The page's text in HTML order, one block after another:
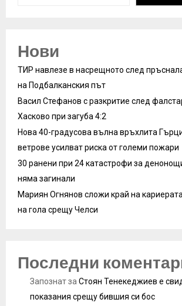
Нови
ТИР навлезе в насрещното след
на Подбалканския път
Васил Стефанов с разкритие след
Хасково при загуба 4:2
Нова 40-градусова вълна връхлита
ветрове усилват риска от големи пожари
30 ранени при 24 катастрофи за
няма загинали
Мариян Огнянов сложи край на
на гола срещу Челси
Последни
ЗапознатзаСтоян Тенекеджиев е
показания срещу бившия си бос